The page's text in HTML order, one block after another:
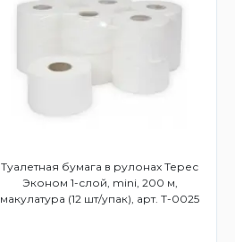
Туалетная бумага в рулонах Терес
Эконом 1-слой, mini, 200 м,
макулатура (12 шт/упак), арт. Т-0025